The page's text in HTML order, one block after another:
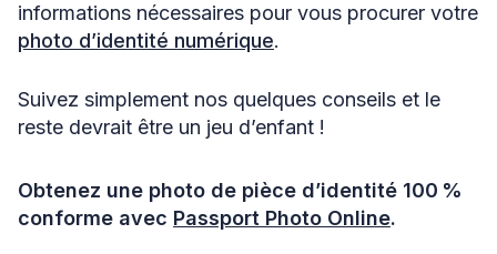
informations nécessaires pour vous procurer votre
photo d’identité numérique.
Suivez simplement nos quelques conseils et le
reste devrait être un jeu d’enfant !
Obtenez une photo de pièce d’identité 100 %
conforme avec Passport Photo Online.